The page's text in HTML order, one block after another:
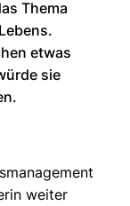
Thema
etwas
sie
weiter